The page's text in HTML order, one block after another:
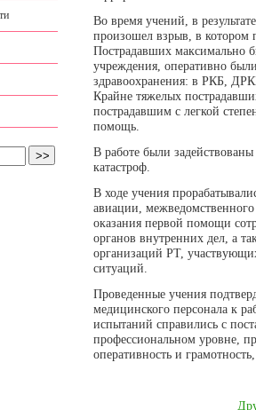
Во время учений, в
произошел взрыв, в котором
Пострадавших максимально
учреждения, оперативно
здравоохранения: в РКБ,
Крайне тяжелых
пострадавшим с легкой
помощь.
В работе были
катастроф.
В ходе учения
авиации,
оказания первой помощи
органов внутренних дел, а
организаций РТ,
ситуаций.
Проведенные учения
медицинского персонала к
испытаний справились с
профессиональном уровне,
оперативность и